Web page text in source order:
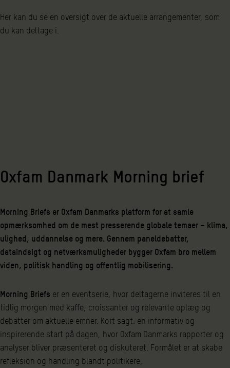
Her kan du se en oversigt over de aktuelle arrangementer, som
du kan deltage i.
Oxfam Danmark Morning brief
Morning Briefs er Oxfam Danmarks platform for at samle
opmærksomhed om de mest presserende globale temaer – klima,
ulighed, uddannelse og mere. Gennem paneldebatter,
dataindsigt og netværksmuligheder bygger Oxfam bro mellem
viden, politisk handling og offentlig mobilisering.
Morning Briefs er en eventserie, hvor deltagerne inviteres til en
tidlig morgen med kaffe, croissanter og relevante oplæg og
debatter om aktuelle emner. Kort sagt: en informativ og
inspirerende start på dagen, hvor Oxfam Danmarks rapporter og
analyser bliver præsenteret og diskuteret. Formålet er at skabe
refleksion og handling blandt politikere,